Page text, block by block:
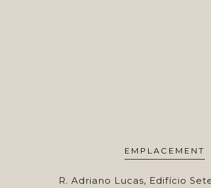
EMPLACEMENT
R. Adriano Lucas, Edifício